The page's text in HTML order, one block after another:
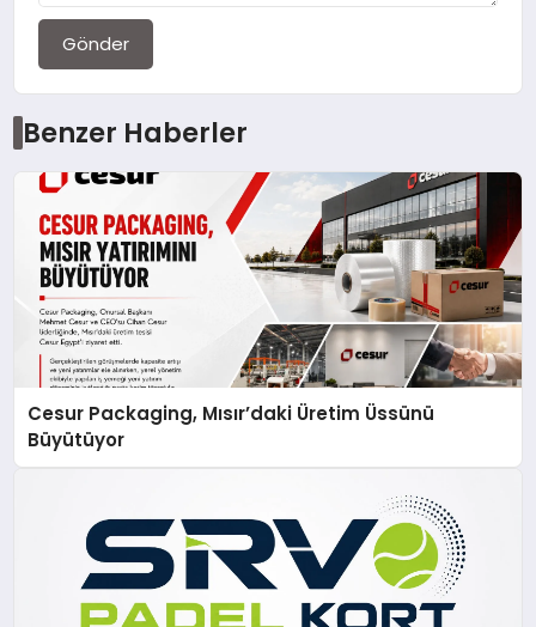
Gönder
Benzer Haberler
Cesur Packaging, Mısır’daki Üretim Üssünü
Büyütüyor